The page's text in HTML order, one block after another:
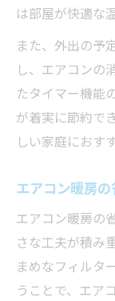
は部屋が快適な
また、外出の予
し、エアコンの
たタイマー機能
が着実に節約で
しい家庭におす
エアコン暖房
エアコン暖房の
さな工夫が積み
まめなフィルタ
うことで、エア